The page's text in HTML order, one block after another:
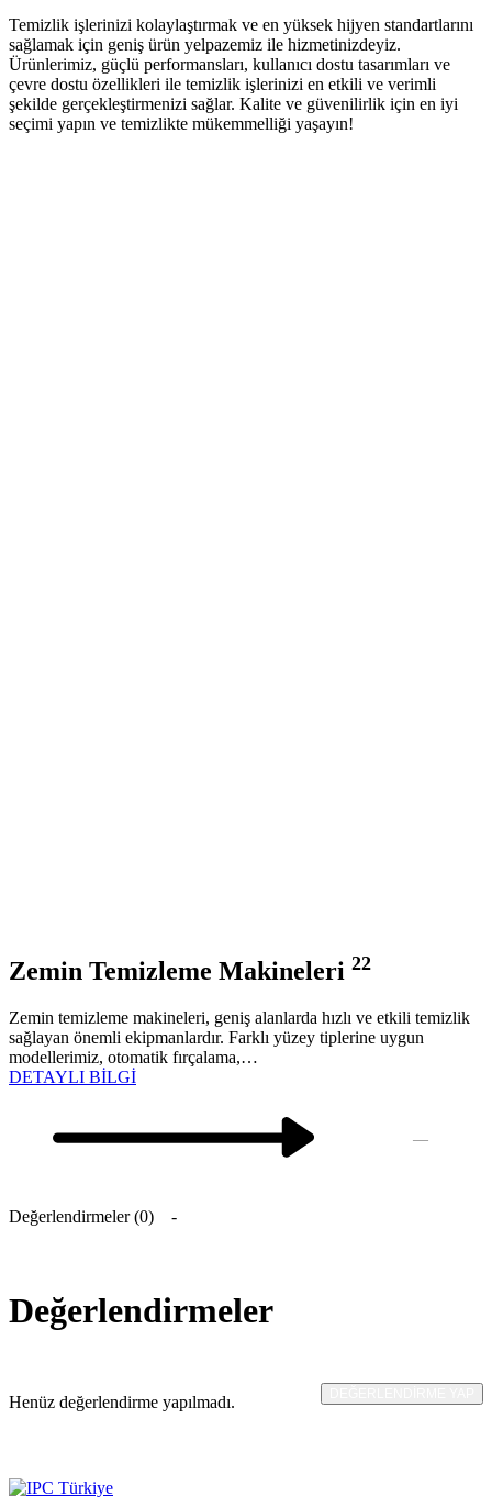
Temizlik işlerinizi kolaylaştırmak ve en yüksek hijyen standartlarını
sağlamak için geniş ürün yelpazemiz ile hizmetinizdeyiz.
Ürünlerimiz, güçlü performansları, kullanıcı dostu tasarımları ve
çevre dostu özellikleri ile temizlik işlerinizi en etkili ve verimli
şekilde gerçekleştirmenizi sağlar. Kalite ve güvenilirlik için en iyi
seçimi yapın ve temizlikte mükemmelliği yaşayın!
Zemin Temizleme Makineleri 22
Zemin temizleme makineleri, geniş alanlarda hızlı ve etkili temizlik
sağlayan önemli ekipmanlardır. Farklı yüzey tiplerine uygun
modellerimiz, otomatik fırçalama,…
DETAYLI BİLGİ
—
Değerlendirmeler (0)
Değerlendirmeler
Henüz değerlendirme yapılmadı.